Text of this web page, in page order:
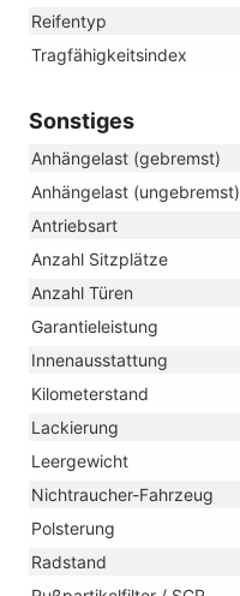
Reifentyp
Tragfähigkeitsindex
Sonstiges
Anhängelast (gebremst)
Anhängelast (ungebremst)
Antriebsart
Anzahl Sitzplätze
Anzahl Türen
Garantieleistung
Innenausstattung
Kilometerstand
Lackierung
Leergewicht
Nichtraucher-Fahrzeug
Polsterung
Radstand